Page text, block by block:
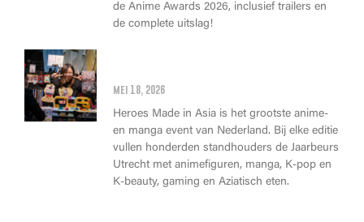
de Anime Awards 2026, inclusief trailers en
de complete uitslag!
mei 18, 2026
Heroes Made in Asia is het grootste anime-
en manga event van Nederland. Bij elke editie
vullen honderden standhouders de Jaarbeurs
Utrecht met animefiguren, manga, K-pop en
K-beauty, gaming en Aziatisch eten.